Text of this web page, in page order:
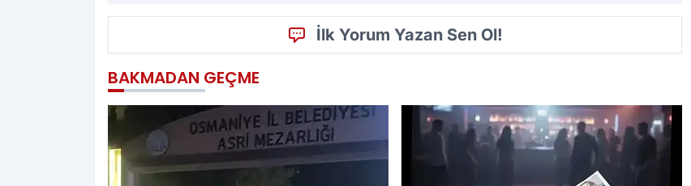
İlk Yorum Yazan Sen Ol!
BAKMADAN GEÇME